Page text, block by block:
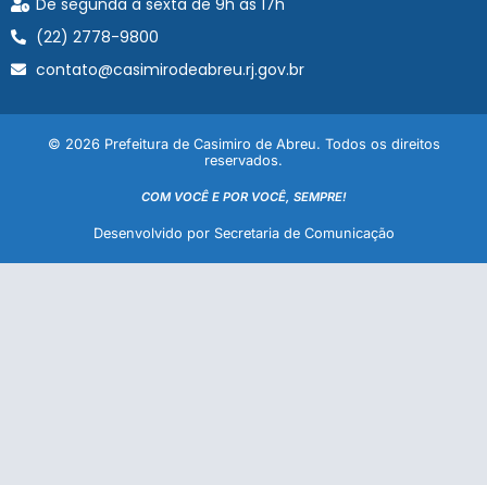
(22) 2778-9800
contato@casimirodeabreu.rj.gov.br
© 2026 Prefeitura de Casimiro de Abreu. Todos os direitos
reservados.
COM VOCÊ E POR VOCÊ, SEMPRE!
Desenvolvido por Secretaria de Comunicação